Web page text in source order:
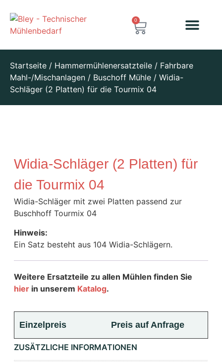
0
Startseite / Hammermühlenersatzteile / Fahrbare
Mahl-/Mischanlagen / Buschoff Mühle / Widia-
Schläger (2 Platten) für die Tourmix 04
Widia-Schläger (2 Platten) für
die Tourmix 04
Widia-Schläger mit zwei Platten passend zur
Buschhoff Tourmix 04
Hinweis:
Ein Satz besteht aus 104 Widia-Schlägern.
Weitere Ersatzteile zu allen Mühlen finden Sie
hier in unserem Katalog.
Einzelpreis Preis auf Anfrage
ZUSÄTZLICHE INFORMATIONEN